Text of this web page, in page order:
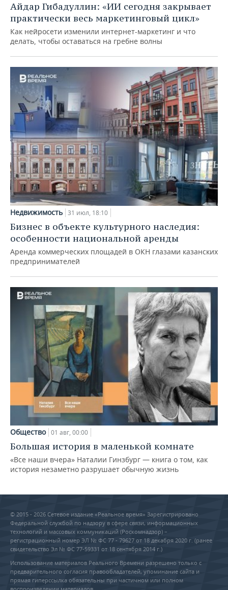
Айдар Гибадуллин: «ИИ сегодня закрывает
практически весь маркетинговый цикл»
Как нейросети изменили интернет-маркетинг и что
делать, чтобы оставаться на гребне волны
Недвижимость 31 июл, 18:10
Бизнес в объекте культурного наследия:
особенности национальной аренды
Аренда коммерческих площадей в ОКН глазами казанских
предпринимателей
Общество 01 авг, 00:00
Большая история в маленькой комнате
«Все наши вчера» Наталии Гинзбург — книга о том, как
история незаметно разрушает обычную жизнь
© 2015 - 2026 Сетевое издание «Реальное время» Зарегистрировано
Федеральной службой по надзору в сфере связи, информационных
технологий и массовых коммуникаций (Роскомнадзор) –
регистрационный номер ЭЛ № ФС 77 - 79627 от 18 декабря 2020 г. (ранее
свидетельство Эл № ФС 77-59331 от 18 сентября 2014 г.)
Использование материалов Реального Времени разрешено только с
предварительного согласия правообладателей, упоминание сайта и
прямая гиперссылка обязательны при частичном или полном